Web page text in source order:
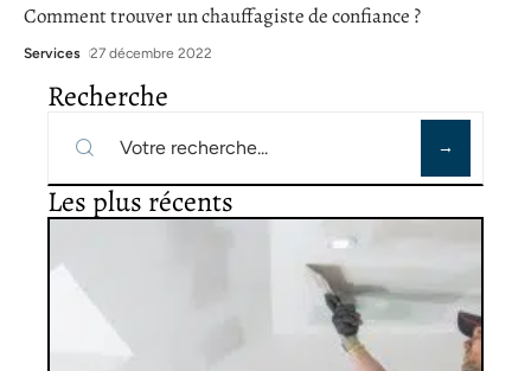
Comment trouver un chauffagiste de confiance ?
Services 27 décembre 2022
Recherche
Les plus récents